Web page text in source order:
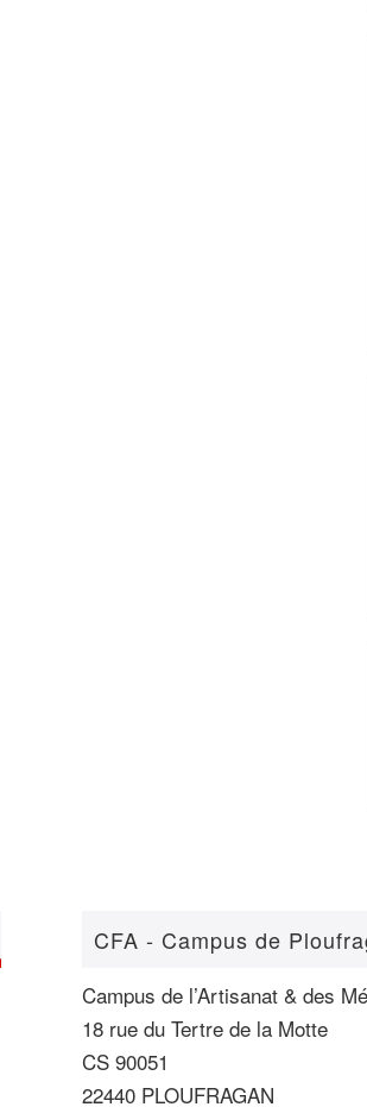
CFA - Campus de
Campus de l’Artisanat & des
18 rue du Tertre de la Motte
CS 90051
22440 PLOUFRAGAN